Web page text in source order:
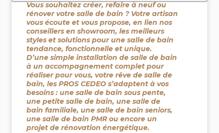
Vous souhaitez créer, refaire à neuf ou
rénover votre salle de bain ? Votre artisan
vous écoute et vous propose, en lien nos
conseillers en showroom, les meilleurs
styles et solutions pour une salle de bain
tendance, fonctionnelle et unique.
D’une simple installation de salle de bain
à un accompagnement complet pour
réaliser pour vous, votre rêve de salle de
bain, les PROS CEDEO s’adaptent à vos
besoins : une salle de bain sous pente,
une petite salle de bain, une salle de
bain familiale, une salle de bain seniors,
une salle de bain PMR ou encore un
projet de rénovation énergétique.